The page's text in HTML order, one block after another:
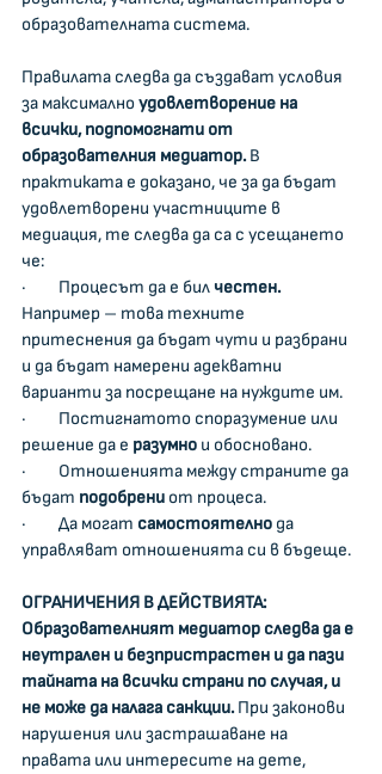
образователната система.
Правилата следва да създават условия
за максимално удовлетворение на
всички, подпомогнати от
образователния медиатор. В
практиката е доказано, че за да бъдат
удовлетворени участниците в
медиация, те следва да са с усещането
че:
·         Процесът да е бил честен.
Например – това техните
притеснения да бъдат чути и разбрани
и да бъдат намерени адекватни
варианти за посрещане на нуждите им.
·         Постигнатото споразумение или
решение да е разумно и обосновано.
·         Отношенията между страните да
бъдат подобрени от процеса.
·         Да могат самостоятелно да
управляват отношенията си в бъдеще.
ОГРАНИЧЕНИЯ В ДЕЙСТВИЯТА:
Образователният медиатор следва да е
неутрален и безпристрастен и да пази
тайната на всички страни по случая, и
не може да налага санкции. При законови
нарушения или застрашаване на
правата или интересите на дете,